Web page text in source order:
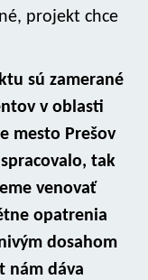
projekt chce
sú zamerané
v oblasti
mesto Prešov
tak
venovať
opatrenia
dosahom
nám dáva